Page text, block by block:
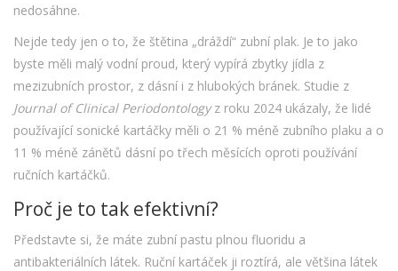
nedosáhne.
Nejde tedy jen o to, že štětina „dráždí“ zubní plak. Je to jako
byste měli malý vodní proud, který vypírá zbytky jídla z
mezizubních prostor, z dásní i z hlubokých bránek. Studie z
Journal of Clinical Periodontologyz roku 2024 ukázaly, že lidé
používající sonické kartáčky měli o 21 % méně zubního plaku a o
11 % méně zánětů dásní po třech měsících oproti používání
ručních kartáčků.
Proč je to tak efektivní?
Představte si, že máte zubní pastu plnou fluoridu a
antibakteriálních látek. Ruční kartáček ji roztírá, ale většina látek